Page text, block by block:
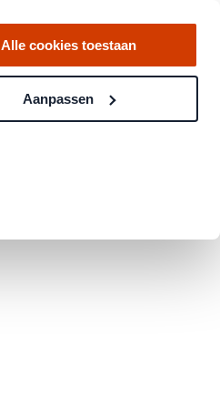
Alle cookies toestaan
Aanpassen